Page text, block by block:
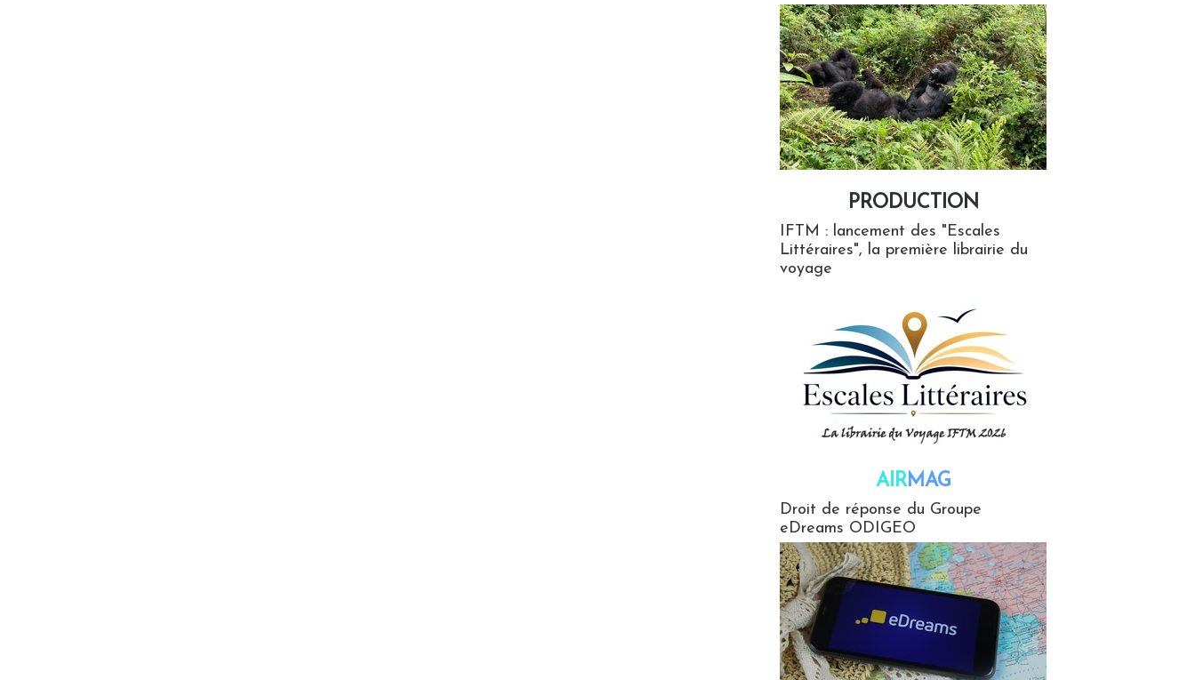
PRODUCTION
IFTM : lancement des "Escales
Littéraires", la première librairie du
voyage
AIRMAG
Droit de réponse du Groupe
eDreams ODIGEO